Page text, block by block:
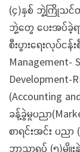
(၄)နှစ် ဘွဲ့ကြိုသင်တ
ဘွဲ့တွေ ပေးအပ်ခဲ့ရ
စီးပွားရေးလုပ်ငန်
Management-
Development-
(Accounting
ခန့်ခွဲမှုပညာ
စာရင်းအင်း ပည
ဘာသာရပ် (၅)မျို